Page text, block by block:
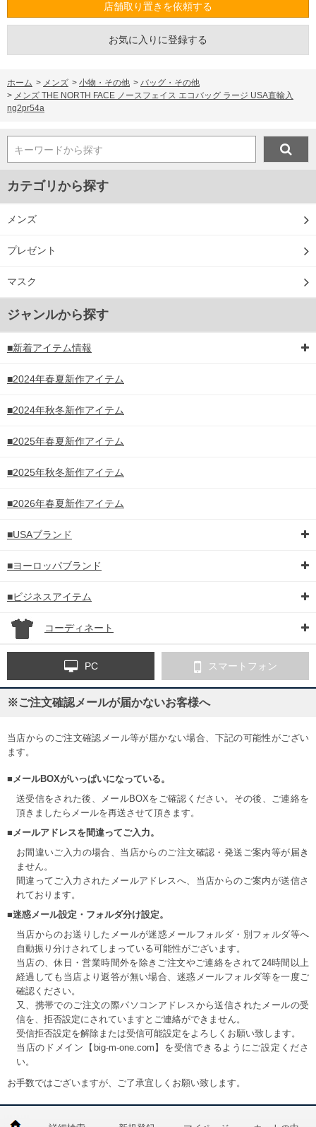
店舗取り置きを依頼する
お気に入りに登録する
ホーム > メンズ > 小物・その他 > バッグ・その他
> メンズ THE NORTH FACE ノースフェイス エコバッグ ラージ USA直輸入
ng2pr54a
キーワードから探す
カテゴリから探す
メンズ
プレゼント
マスク
ジャンルから探す
■新着アイテム情報
■2024年春夏新作アイテム
■2024年秋冬新作アイテム
■2025年春夏新作アイテム
■2025年秋冬新作アイテム
■2026年春夏新作アイテム
■USAブランド
■ヨーロッパブランド
■ビジネスアイテム
コーディネート
PC スマートフォン
※ご注文確認メールが届かないお客様へ
当店からのご注文確認メール等が届かない場合、下記の可能性がござい
ます。
■メールBOXがいっぱいになっている。
送受信をされた後、メールBOXをご確認ください。その後、ご連絡を
頂きましたらメールを再送させて頂きます。
■メールアドレスを間違ってご入力。
お間違いご入力の場合、当店からのご注文確認・発送ご案内等が届き
ません。
間違ってご入力されたメールアドレスへ、当店からのご案内が送信さ
れております。
■迷惑メール設定・フォルダ分け設定。
当店からのお送りしたメールが迷惑メールフォルダ・別フォルダ等へ
自動振り分けされてしまっている可能性がございます。
当店の、休日・営業時間外を除きご注文やご連絡をされて24時間以上
経過しても当店より返答が無い場合、迷惑メールフォルダ等を一度ご
確認ください。
又、携帯でのご注文の際パソコンアドレスから送信されたメールの受
信を、拒否設定にされていますとご連絡ができません。
受信拒否設定を解除または受信可能設定をよろしくお願い致します。
当店のドメイン【big-m-one.com】を受信できるようにご設定くださ
い。
お手数ではございますが、ご了承宜しくお願い致します。